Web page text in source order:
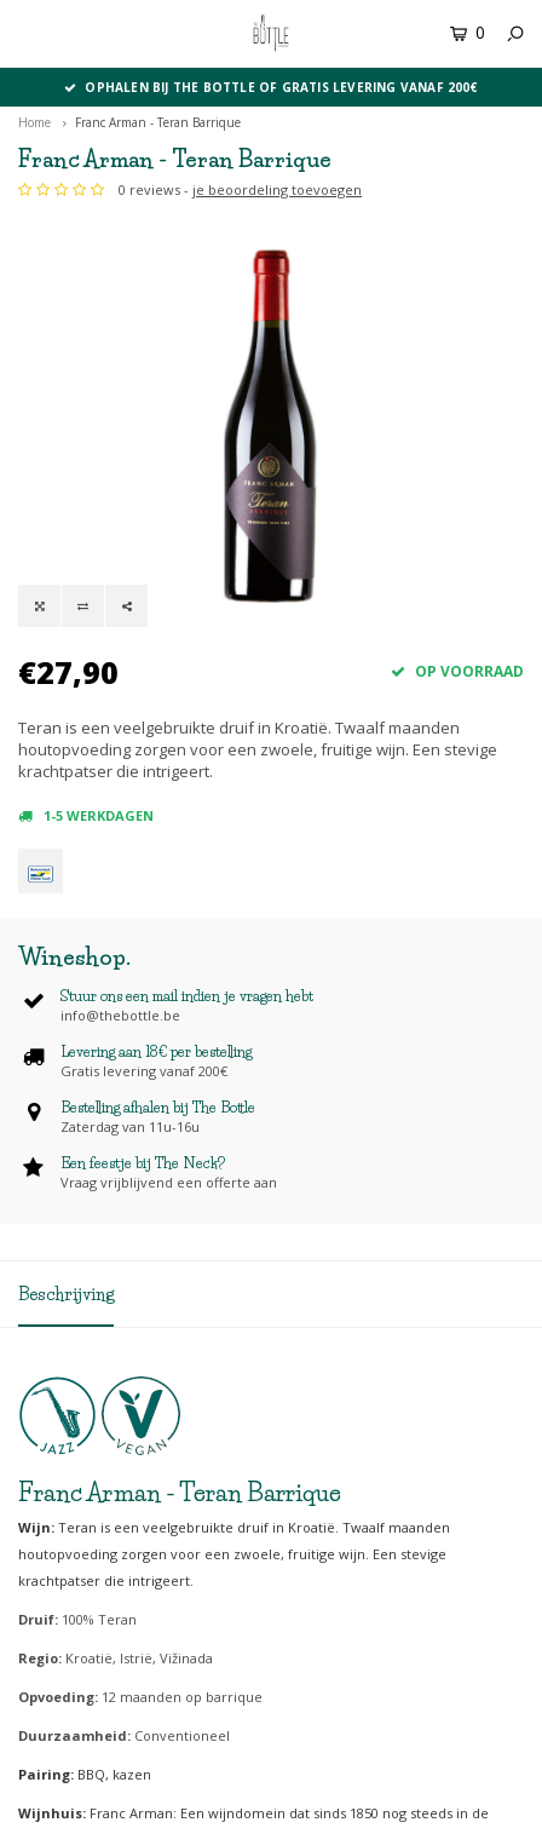
0
OPHALEN BIJ THE BOTTLE OF GRATIS LEVERING VANAF 200€
Home Franc Arman - Teran Barrique
Franc Arman - Teran Barrique
0 reviews - je beoordeling toevoegen
€27,90 OP VOORRAAD
Teran is een veelgebruikte druif in Kroatië. Twaalf maanden
houtopvoeding zorgen voor een zwoele, fruitige wijn. Een stevige
krachtpatser die intrigeert.
1-5 WERKDAGEN
Wineshop.
Stuur ons een mail indien je vragen hebt
info@thebottle.be
Levering aan 18€ per bestelling
Gratis levering vanaf 200€
Bestelling afhalen bij The Bottle
Zaterdag van 11u-16u
Een feestje bij The Neck?
Vraag vrijblijvend een offerte aan
Beschrijving
Franc Arman - Teran Barrique
Wijn: Teran is een veelgebruikte druif in Kroatië. Twaalf maanden
houtopvoeding zorgen voor een zwoele, fruitige wijn. Een stevige
krachtpatser die intrigeert.
Druif: 100% Teran
Regio: Kroatië, Istrië, Vižinada
Opvoeding: 12 maanden op barrique
Duurzaamheid: Conventioneel
Pairing: BBQ, kazen
Wijnhuis: Franc Arman: Een wijndomein dat sinds 1850 nog steeds in de